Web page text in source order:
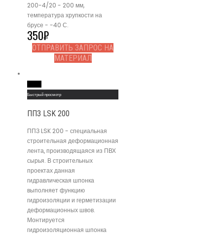
200-4/20 - 200 мм,
температура хрупкости на
брусе - -40 С.
350₽
ОТПРАВИТЬ ЗАПРОС НА
МАТЕРИАЛ
Быстрый просмотр
ППЗ LSK 200
ППЗ LSK 200 - специальная
строительная деформационная
лента, производящаяся из ПВХ
сырья. В строительных
проектах данная
гидравлическая шпонка
выполняет функцию
гидроизоляции и герметизации
деформационных швов.
Монтируется
гидроизоляционная шпонка